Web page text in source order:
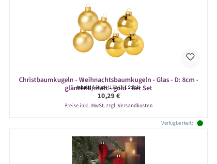
Christbaumkugeln - Weihnachtsbaumkugeln - Glas - D: 8cm -
glänzend/matt - gold - 6er Set
Inhalt:6 Stück(1,72 € / 1 Stück)
Regulärer Preis:
10,29 €
Preise inkl. MwSt. zzgl. Versandkosten
Verfügbarkeit: